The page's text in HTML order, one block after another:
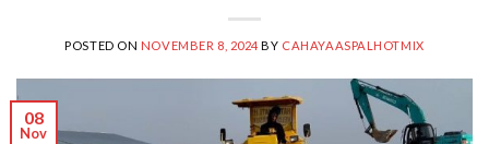
POSTED ON NOVEMBER 8, 2024 BY CAHAYAASPALHOTMIX
08
Nov